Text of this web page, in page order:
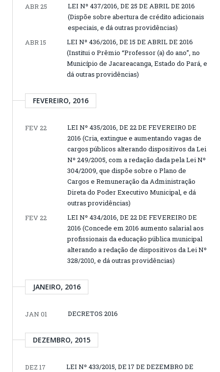
ABR 25
LEI Nº 437/2016, DE 25 DE ABRIL DE 2016
(Dispõe sobre abertura de crédito adicionais
especiais, e dá outras providências)
ABR 15
LEI Nº 436/2016, DE 15 DE ABRIL DE 2016
(Institui o Prêmio “Professor (a) do ano”, no
Município de Jacareacanga, Estado do Pará, e
dá outras providências)
FEVEREIRO, 2016
FEV 22
LEI Nº 435/2016, DE 22 DE FEVEREIRO DE
2016 (Cria, extingue e aumentando vagas de
cargos públicos alterando dispositivos da Lei
Nº 249/2005, com a redação dada pela Lei Nº
304/2009, que dispõe sobre o Plano de
Cargos e Remuneração da Administração
Direta do Poder Executivo Municipal, e dá
outras providências)
FEV 22
LEI Nº 434/2016, DE 22 DE FEVEREIRO DE
2016 (Concede em 2016 aumento salarial aos
profissionais da educação pública municipal
alterando a redação de dispositivos da Lei Nº
328/2010, e dá outras providências)
JANEIRO, 2016
JAN 01 DECRETOS 2016
DEZEMBRO, 2015
DEZ 17
LEI Nº 433/2015, DE 17 DE DEZEMBRO DE